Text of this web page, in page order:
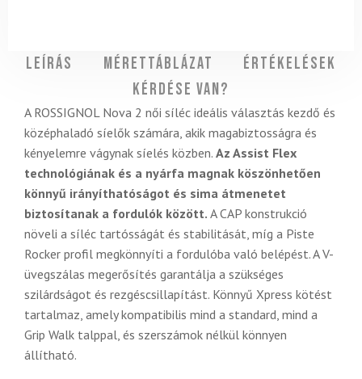
Leírás Mérettáblázat
Értékelések
Kérdése van?
A ROSSIGNOL Nova 2 női síléc ideális választás kezdő és
középhaladó síelők számára, akik magabiztosságra és
kényelemre vágynak síelés közben. Az Assist Flex
technológiának és a nyárfa magnak köszönhetően
könnyű irányíthatóságot és sima átmenetet
biztosítanak a fordulók között. A CAP konstrukció
növeli a síléc tartósságát és stabilitását, míg a Piste
Rocker profil megkönnyíti a fordulóba való belépést. A V-
üvegszálas megerősítés garantálja a szükséges
szilárdságot és rezgéscsillapítást. Könnyű Xpress kötést
tartalmaz, amely kompatibilis mind a standard, mind a
Grip Walk talppal, és szerszámok nélkül könnyen
állítható.